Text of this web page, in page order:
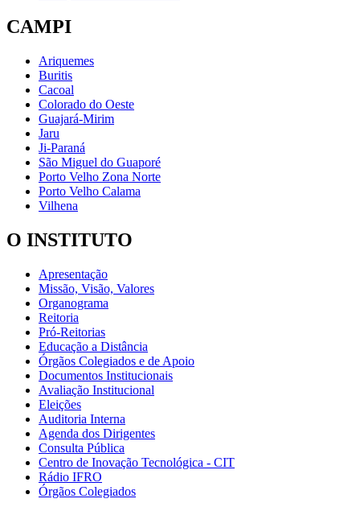
CAMPI
Ariquemes
Buritis
Cacoal
Colorado do Oeste
Guajará-Mirim
Jaru
Ji-Paraná
São Miguel do Guaporé
Porto Velho Zona Norte
Porto Velho Calama
Vilhena
O INSTITUTO
Apresentação
Missão, Visão, Valores
Organograma
Reitoria
Pró-Reitorias
Educação a Distância
Órgãos Colegiados e de Apoio
Documentos Institucionais
Avaliação Institucional
Eleições
Auditoria Interna
Agenda dos Dirigentes
Consulta Pública
Centro de Inovação Tecnológica - CIT
Rádio IFRO
Órgãos Colegiados